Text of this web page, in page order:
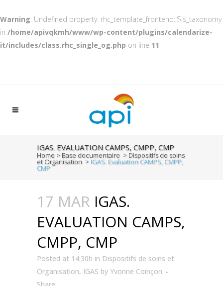
Warning: Undefined property: rhc_template_frontend::$is_taxonomy
in /home/apivqkmh/www/wp-content/plugins/calendarize-
it/includes/class.rhc_single_og.php on line 11
IGAS. EVALUATION CAMPS, CMPP, CMP
Home > Base documentaire > Dispositifs de soins
et Organisation > IGAS. Evaluation CAMPS, CMPP,
CMP
17 MAR IGAS.
EVALUATION CAMPS,
CMPP, CMP
Posted at 14:30h in Dispositifs de soins et
Organisation, IGAS by Yvonne Coinçon